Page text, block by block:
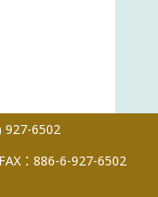
927-6502
FAX：886-6-927-6502